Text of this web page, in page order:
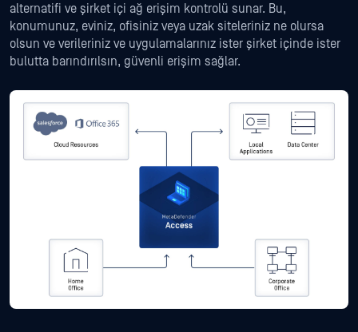
alternatifi ve şirket içi ağ erişim kontrolü sunar. Bu,
konumunuz, eviniz, ofisiniz veya uzak siteleriniz ne olursa
olsun ve verileriniz ve uygulamalarınız ister şirket içinde ister
bulutta barındırılsın, güvenli erişim sağlar.